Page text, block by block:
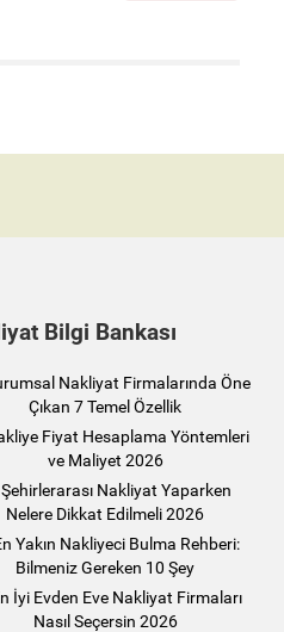
Bilgi Bankası
Nakliyat Firmalarında Öne
Çıkan 7 Temel Özellik
Fiyat Hesaplama Yöntemleri
ve Maliyet 2026
Şehirlerarası Nakliyat Yaparken
Nelere Dikkat Edilmeli 2026
Yakın Nakliyeci Bulma Rehberi:
Bilmeniz Gereken 10 Şey
İyi Evden Eve Nakliyat Firmaları
Nasıl Seçersin 2026